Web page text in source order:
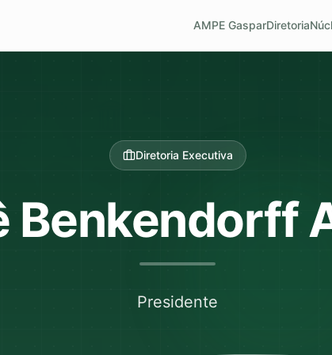
AMPE GasparDiretoria
Diretoria Executiva
Benkendorff
Presidente